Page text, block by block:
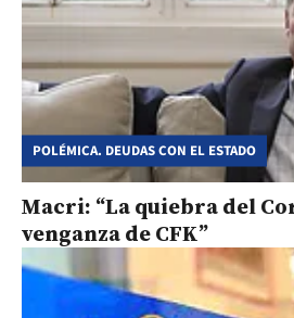
POLÉMICA. DEUDAS CON EL ESTADO
Macri: “La quiebra del
venganza de CFK”